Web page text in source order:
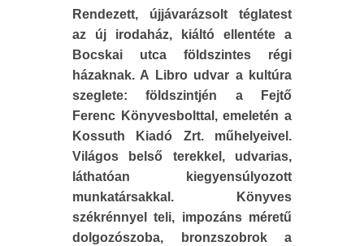
Rendezett, újjávarázsolt téglatest
az új irodaház, kiáltó ellentéte a
Bocskai utca földszintes régi
házaknak. A Libro udvar a kultúra
szeglete: földszintjén a Fejtő
Ferenc Könyvesbolttal, emeletén a
Kossuth Kiadó Zrt. műhelyeivel.
Világos belső terekkel, udvarias,
láthatóan kiegyensúlyozott
munkatársakkal. Könyves
székrénnyel teli, impozáns méretű
dolgozószoba, bronzszobrok a